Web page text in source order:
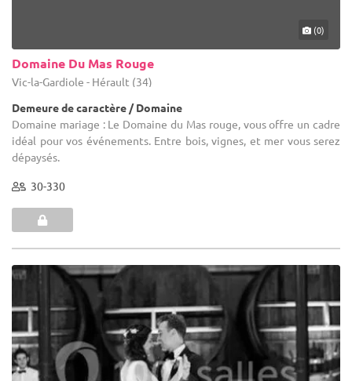
(0)
Domaine Du Mas Rouge
Vic-la-Gardiole - Hérault (34)
Demeure de caractère / Domaine
Domaine mariage : Le Domaine du Mas rouge, vous offre un cadre
idéal pour vos événements. Entre bois, vignes, et mer vous serez
dépaysés.
30-330